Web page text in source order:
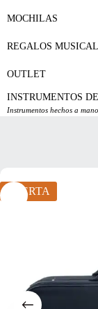
MOCHILAS
REGALOS
OUTLET
INSTRUMENTOS
Instrumentos hechos a
OFERTA